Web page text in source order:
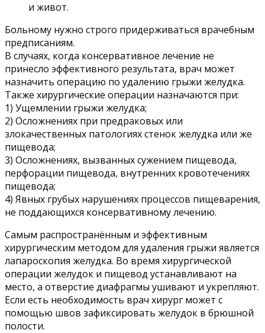
и живот.
Больному нужно строго придерживаться врачебным
предписаниям.
В случаях, когда консервативное лечение не
принесло эффективного результата, врач может
назначить операцию по удалению грыжи желудка.
Также хирургические операции назначаются при:
1) Ущемлении грыжи желудка;
2) Осложнениях при предраковых или
злокачественных патологиях стенок желудка или же
пищевода;
3) Осложнениях, вызванных сужением пищевода,
перфорации пищевода, внутренних кровотечениях
пищевода;
4) Явных грубых нарушениях процессов пищеварения,
не поддающихся консервативному лечению.
Самым распространённым и эффективным
хирургическим методом для удаления грыжи является
лапароскопия желудка. Во время хирургической
операции желудок и пищевод устанавливают на
место, а отверстие диафрагмы ушивают и укрепляют.
Если есть необходимость врач хирург может с
помощью швов зафиксировать желудок в брюшной
полости.